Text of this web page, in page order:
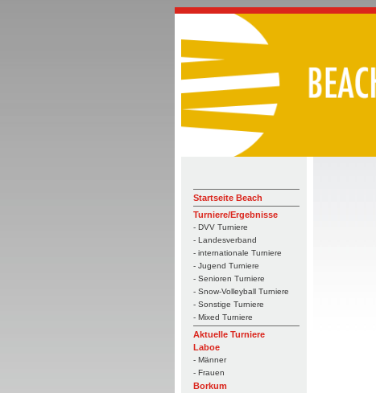
Startseite Beach
Turniere/Ergebnisse
- DVV Turniere
- Landesverband
- internationale Turniere
- Jugend Turniere
- Senioren Turniere
- Snow-Volleyball Turniere
- Sonstige Turniere
- Mixed Turniere
Aktuelle Turniere
Laboe
- Männer
- Frauen
Borkum